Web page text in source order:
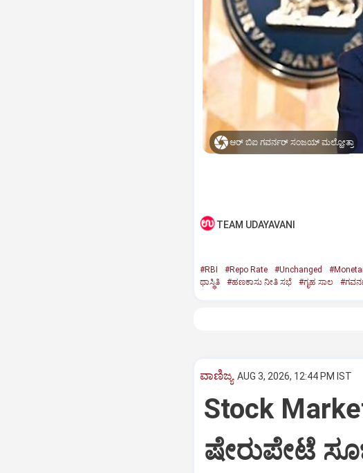
ಆರ್‌ ಬಿಐ ಗವರ್ನರ್‌ ಸಂಜಯ್‌ ಮಲ್ಹೋತ್ರಾ
TEAM UDAYAVANI
#RBI #Repo Rate #Unchanged
ಥಾಸ್ಥಿತಿ
#ಹಣಕಾಸು ನೀತಿ ಸಭೆ #ಗೃಹ ಸಾಲ
ವಾಣಿಜ್ಯ AUG 3, 2026, 12:44 PM IST
Stock
ಷೇರುಪೇಟೆ